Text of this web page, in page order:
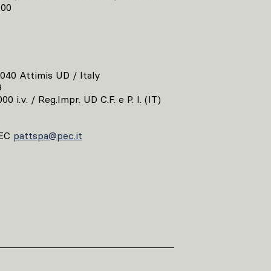
Attimis UD / Italy
i.v. / Reg.Impr. UD C.F. e P. I. (IT)
pattspa@pec.it